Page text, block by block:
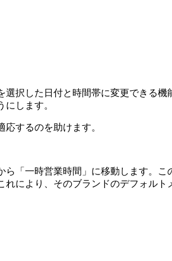
択した日付と時間帯に変更できる
します。
するのを助けます。
「一時営業時間」に移動します。
により、そのブランドのデフォル